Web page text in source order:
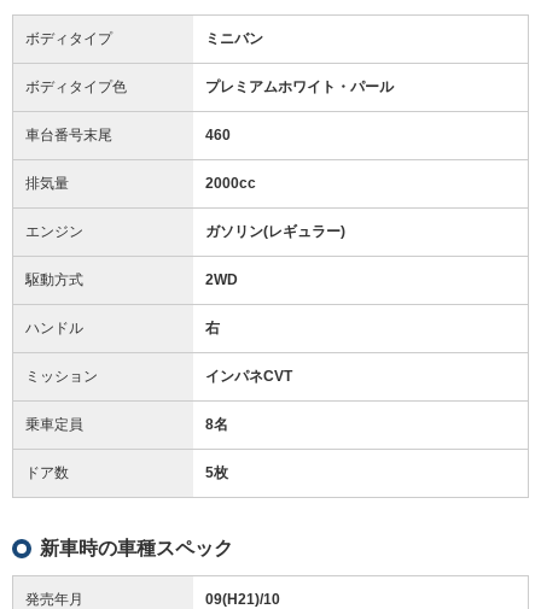
ボディタイプ ミニバン
ボディタイプ色 プレミアムホワイト・パール
車台番号末尾 460
排気量 2000cc
エンジン ガソリン(レギュラー)
駆動方式 2WD
ハンドル 右
ミッション インパネCVT
乗車定員 8名
ドア数 5枚
新車時の車種スペック
発売年月 09(H21)/10